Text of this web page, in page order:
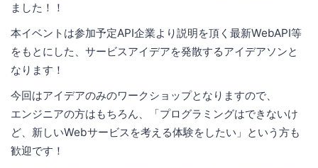
ました！！
本イベントは参加予定API企業より説明を頂く最新WebAPI等
をもとにした、サービスアイデアを発散するアイデアソンと
なります！
今回はアイデアのみのワークショップとなりますので、
エンジニアの方はもちろん、「プログラミングはできないけ
ど、新しいWebサービスを考える体験をしたい」という方も
歓迎です！